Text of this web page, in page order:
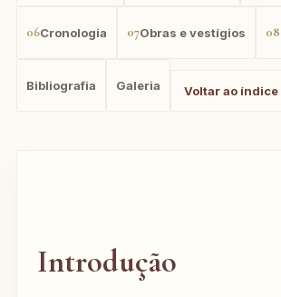
Introdução
06Cronologia 07Obras e vestígios 08
Bibliografia Galeria Voltar ao índice